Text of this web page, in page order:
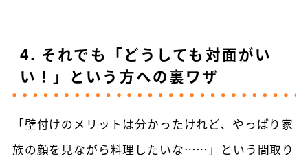
4. それでも「どうしても対面がい
い！」という方への裏ワザ
「壁付けのメリットは分かったけれど、やっぱり家
族の顔を見ながら料理したいな……」という間取り